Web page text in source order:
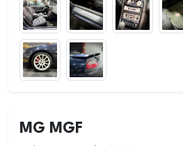
MG MGF